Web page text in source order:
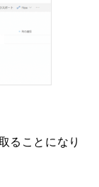
ることになり